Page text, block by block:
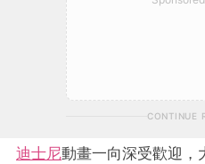
CONTINUE
迪士尼動畫一向深受歡迎，